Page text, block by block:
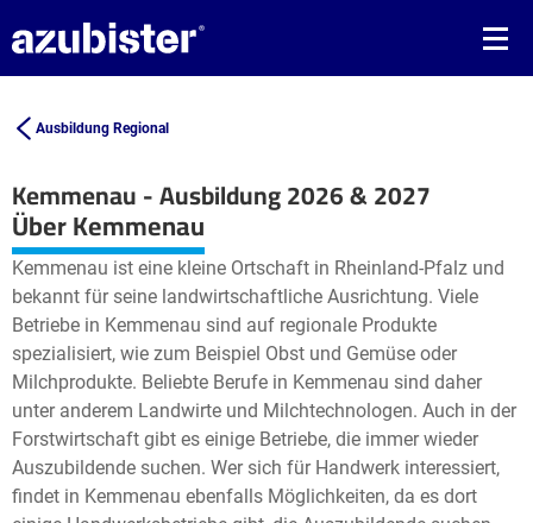
Ausbildung Regional
Kemmenau - Ausbildung 2026 & 2027
+
−
Leaflet| © OpenStreetMap2
Über Kemmenau
Kemmenau ist eine kleine Ortschaft in Rheinland-Pfalz und
bekannt für seine landwirtschaftliche Ausrichtung. Viele
Betriebe in Kemmenau sind auf regionale Produkte
spezialisiert, wie zum Beispiel Obst und Gemüse oder
Milchprodukte. Beliebte Berufe in Kemmenau sind daher
unter anderem Landwirte und Milchtechnologen. Auch in der
Forstwirtschaft gibt es einige Betriebe, die immer wieder
Auszubildende suchen. Wer sich für Handwerk interessiert,
findet in Kemmenau ebenfalls Möglichkeiten, da es dort